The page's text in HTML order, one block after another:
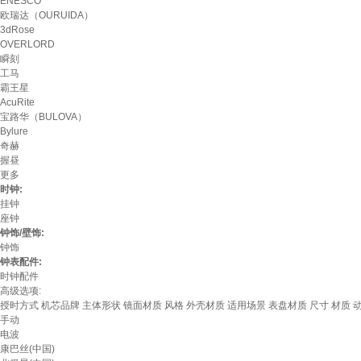
欧瑞达（OURUIDA）
3dRose
OVERLORD
瞬刻
工马
霸王星
AcuRite
宝路华（BULOVA）
Bylure
奇赫
握昼
更多
时钟:
挂钟
座钟
钟饰/壁饰:
钟饰
钟表配件:
时钟配件
高级选项:
授时方式 机芯品牌 主体形状 镜面材质 风格 外壳材质 适用场景 表盘材质 尺寸 材质
手动
电波
康巴丝(中国)